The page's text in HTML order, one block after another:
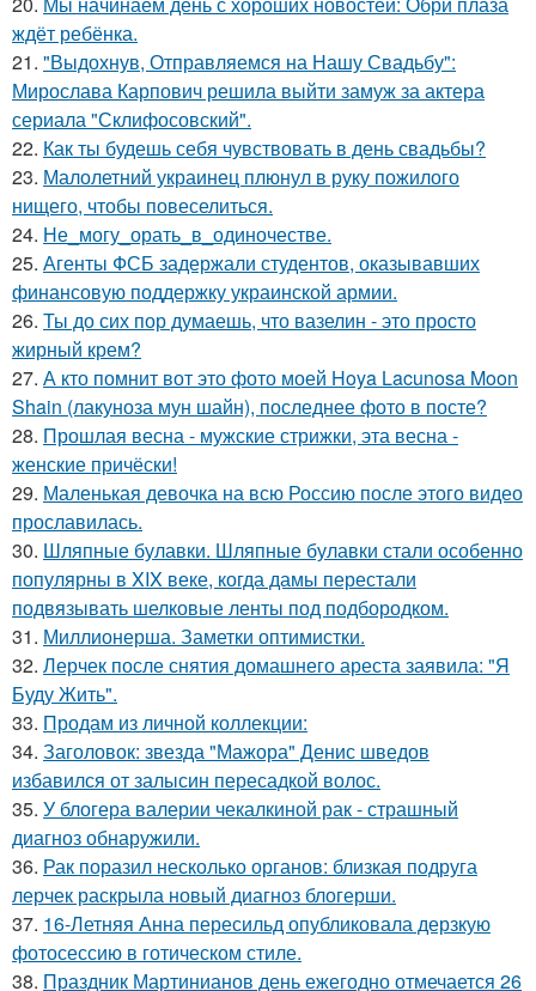
ждёт ребёнка.
21. "Выдохнув, Отправляемся на Нашу Свадьбу":
Мирослава Карпович решила выйти замуж за актера
сериала "Склифосовский".
22. Как ты будешь себя чувствовать в день свадьбы?
23. Малолетний украинец плюнул в руку пожилого
нищего, чтобы повеселиться.
24. Не_могу_орать_в_одиночестве.
25. Агенты ФСБ задержали студентов, оказывавших
финансовую поддержку украинской армии.
26. Ты до сих пор думаешь, что вазелин - это просто
жирный крем?
27. А кто помнит вот это фото моей Hoya Lacunosa Moon
Shain (лакуноза мун шайн), последнее фото в посте?
28. Прошлая весна - мужские стрижки, эта весна -
женские причёски!
29. Маленькая девочка на всю Россию после этого видео
прославилась.
30. Шляпные булавки. Шляпные булавки стали особенно
популярны в XIX веке, когда дамы перестали
подвязывать шелковые ленты под подбородком.
31. Миллионерша. Заметки оптимистки.
32. Лерчек после снятия домашнего ареста заявила: "Я
Буду Жить".
33. Продам из личной коллекции:
34. Заголовок: звезда "Мажора" Денис шведов
избавился от залысин пересадкой волос.
35. У блогера валерии чекалкиной рак - страшный
диагноз обнаружили.
36. Рак поразил несколько органов: близкая подруга
лерчек раскрыла новый диагноз блогерши.
37. 16-Летняя Анна пересильд опубликовала дерзкую
фотосессию в готическом стиле.
38. Праздник Мартинианов день ежегодно отмечается 26